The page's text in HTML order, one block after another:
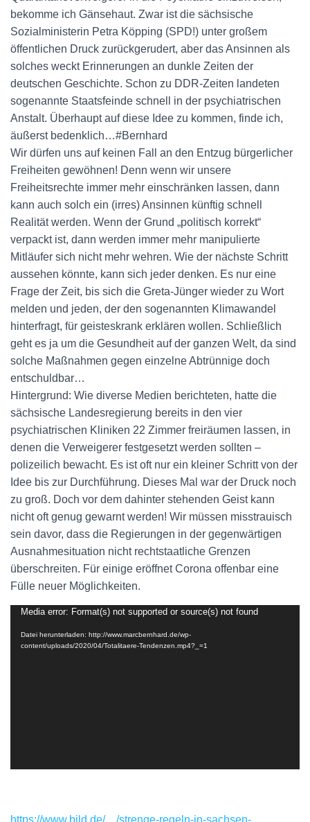
bekomme ich Gänsehaut. Zwar ist die sächsische
Sozialministerin Petra Köpping (SPD!) unter großem
öffentlichen Druck zurückgerudert, aber das Ansinnen als
solches weckt Erinnerungen an dunkle Zeiten der
deutschen Geschichte. Schon zu DDR-Zeiten landeten
sogenannte Staatsfeinde schnell in der psychiatrischen
Anstalt. Überhaupt auf diese Idee zu kommen, finde ich,
äußerst bedenklich…#Bernhard
Wir dürfen uns auf keinen Fall an den Entzug bürgerlicher
Freiheiten gewöhnen! Denn wenn wir unsere
Freiheitsrechte immer mehr einschränken lassen, dann
kann auch solch ein (irres) Ansinnen künftig schnell
Realität werden. Wenn der Grund „politisch korrekt“
verpackt ist, dann werden immer mehr manipulierte
Mitläufer sich nicht mehr wehren. Wie der nächste Schritt
aussehen könnte, kann sich jeder denken. Es nur eine
Frage der Zeit, bis sich die Greta-Jünger wieder zu Wort
melden und jeden, der den sogenannten Klimawandel
hinterfragt, für geisteskrank erklären wollen. Schließlich
geht es ja um die Gesundheit auf der ganzen Welt, da sind
solche Maßnahmen gegen einzelne Abtrünnige doch
entschuldbar…
Hintergrund: Wie diverse Medien berichteten, hatte die
sächsische Landesregierung bereits in den vier
psychiatrischen Kliniken 22 Zimmer freiräumen lassen, in
denen die Verweigerer festgesetzt werden sollten –
polizeilich bewacht. Es ist oft nur ein kleiner Schritt von der
Idee bis zur Durchführung. Dieses Mal war der Druck noch
zu groß. Doch vor dem dahinter stehenden Geist kann
nicht oft genug gewarnt werden! Wir müssen misstrauisch
sein davor, dass die Regierungen in der gegenwärtigen
Ausnahmesituation nicht rechtstaatliche Grenzen
überschreiten. Für einige eröffnet Corona offenbar eine
Fülle neuer Möglichkeiten.
Video-
Player
Media error: Format(s) not supported or source(s) not found
Datei herunterladen: http://www.marcbernhard.de/wp-
content/uploads/2020/04/Totalitaere-Tendenzen.mp4?_=1
https://www.bild.de/…/strenge-regeln-in-sachsen-